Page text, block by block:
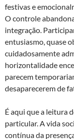
festivas e
O controle
integração.
entusiasmo, quase
cuidadosamente
horizontalidade
parecem
desaparecerem de
É aqui que a leitura
particular. A vida
contínua da